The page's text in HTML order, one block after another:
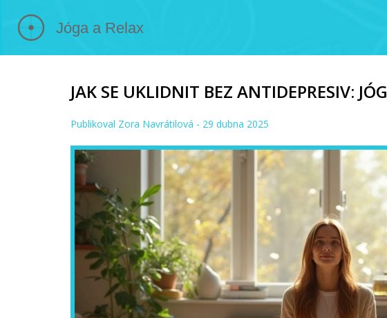
JAK SE UKLIDNIT BEZ ANTIDEPRESIV:
Publikoval Zora Navrátilová - 29 dubna 2025